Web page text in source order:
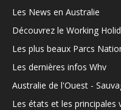
Les News en Australie
Découvrez le Working
Les plus beaux Parcs
Les dernières infos Whv
Australie de l'Ouest -
Les états et les principales